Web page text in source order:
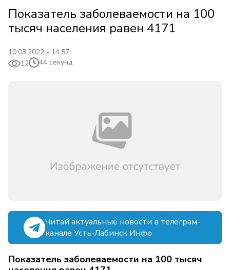
Показатель заболеваемости на 100
тысяч населения равен 4171
10.03.2022 - 14:57
12
44 секунд
Читай актуальные новости в телеграм-
канале Усть-Лабинск Инфо
Показатель заболеваемости на 100 тысяч